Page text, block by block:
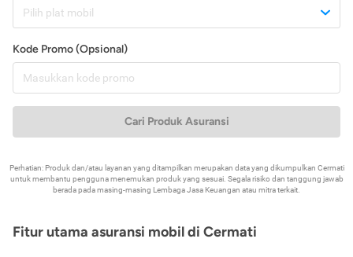
Pilih plat mobil
Kode Promo (Opsional)
Cari Produk Asuransi
Perhatian: Produk dan/atau layanan yang ditampilkan merupakan data yang dikumpulkan Cermati
untuk membantu pengguna menemukan produk yang sesuai. Segala risiko dan tanggung jawab
berada pada masing-masing Lembaga Jasa Keuangan atau mitra terkait.
Fitur utama asuransi mobil di Cermati